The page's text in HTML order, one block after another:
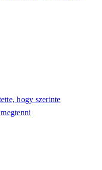
hogy szerinte